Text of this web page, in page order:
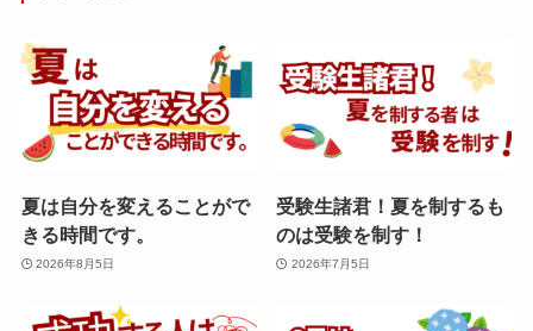
夏は自分を変えることがで
きる時間です。
2026年8月5日
受験生諸君！夏を制するも
のは受験を制す！
2026年7月5日